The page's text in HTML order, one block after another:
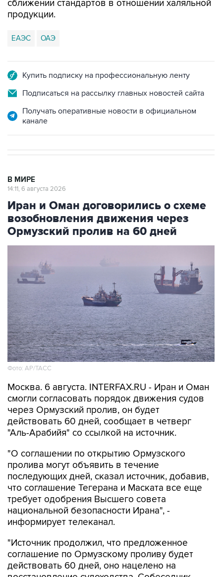
ЕАЭС ОАЭ
Подписаться на рассылку главных новостей сайта
Получать оперативные новости в официальном
Иран и Оман договорились о схеме
возобновления движения через
Ормузский пролив на 60 дней
Фото: AP/ТАСС
Москва. 6 августа. INTERFAX.RU - Иран и Оман
через Ормузский пролив, он будет
действовать 60 дней, сообщает в четверг
"Аль-Арабийя" со ссылкой на источник.
"О соглашении по открытию Ормузского
последующих дней, сказал источник, добавив,
что соглашение Тегерана и Маската все еще
требует одобрения Высшего совета
национальной безопасности Ирана", -
информирует телеканал.
"Источник продолжил, что предложенное
действовать 60 дней, оно нацелено на
восстановление судоходства. Собеседник
подчеркнул, что 60-дневное соглашение